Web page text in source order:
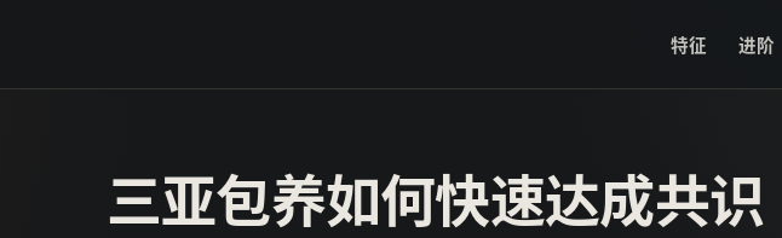
特征 进阶
三亚包养如何快速达成共识